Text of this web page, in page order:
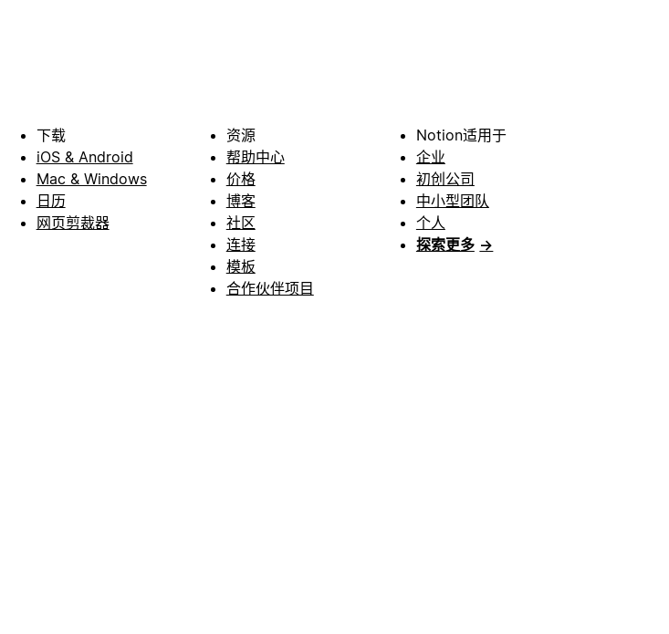
下载
iOS & Android
Mac & Windows
日历
网页剪裁器
资源
帮助中心
价格
博客
社区
连接
模板
合作伙伴项目
Notion适用于
企业
初创公司
中小型团队
个人
探索更多 →